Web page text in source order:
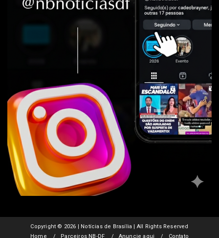
Copyright © 2026 | Notícias de Brasília | All Rights Reserved
Home
Parceiros NB-DF Anuncie aqui Contato